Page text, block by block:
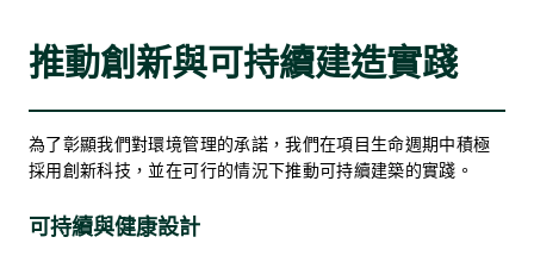
推動創新與可持續建造實踐
為了彰顯我們對環境管理的承諾，我們在項目生命週期中積極
採用創新科技，並在可行的情況下推動可持續建築的實踐。
可持續與健康設計